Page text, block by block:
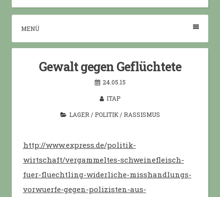
MENÜ
Gewalt gegen Geflüchtete
24.05.15
ITAP
LAGER / POLITIK/ RASSISMUS
http://www.express.de/politik-
wirtschaft/vergammeltes-schweinefleisch-
fuer-fluechtling-widerliche-misshandlungs-
vorwuerfe-gegen-polizisten-aus-